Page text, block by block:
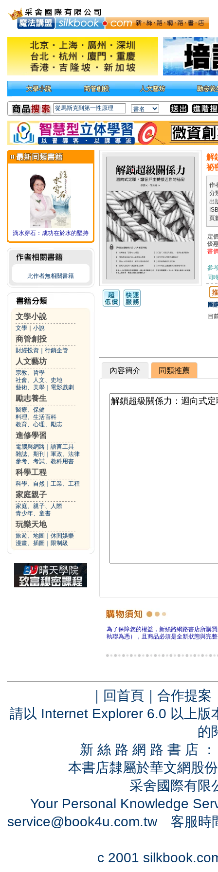
滴水穿石：成功在於水的堅持
此作者無相關書籍
文學小說
文學 小說
商管創投
財經投資 行銷企管
人文藝坊
宗教、哲學
社會、人文、史地
藝術、美學
電影戲劇
勵志養生
醫療、保健
料理、生活百科
教育、心理、勵志
進修學習
電腦與網路
語言工具
雜誌、期刊
軍政、法律
參考、考試、教科用書
科學工程
科學、自然 工業、工程
家庭親子
家庭、親子、人際
青少年、童書
玩樂天地
旅遊、地圖
休閒娛樂
漫畫、插圖
限制級
解
祕
作
分
出
頁
定
優
書
參
同
團
目
內容簡介 同類推薦
為了保障您的權益，新絲路網路書店所購
執聯為憑），且商品必須是全新狀態與完
｜ 回首頁 ｜ 合作提案
請以 Internet Explorer 6.0 以上
的
新 絲 路 網 路 書 店
本書店隸屬於華文網股
采舍國際有
Your Personal Knowledge
service@book4u.com.tw客服時
c 2001